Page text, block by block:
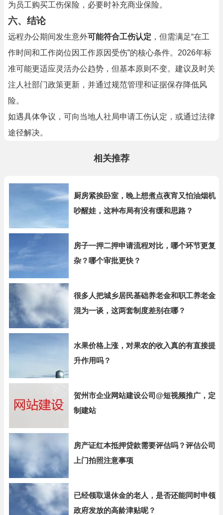
为员工购买工伤保险，必要时补充商业保险。
六、 结论
远程办公期间发生意外可能符合工伤认定 ，但需满足“在工
作时间和工作岗位因工作原因受伤”的核心条件。2026年标
准可能更适应灵活办公趋势，但基本原则不变。建议及时关
注人社部门政策更新，并通过规范管理和证据保存降低风
险。
如遇具体争议，可向当地人社局申请工伤认定，或通过法律
途径解决。
相关推荐
厨房紧挨卧室，晚上想煮点夜宵又怕油烟机
吵醒娃，这种布局有没有缓和思路？
房子一押二押申请流程对比，哪个环节更复
杂？哪个审批更快？
很多人把城乡居民基础养老金和职工养老金
混为一谈，这两套制度差别在哪？
水果价格上涨，对果农的收入真的有直接提
升作用吗？
贺州市企业网站建设公司@短视频推广，定
制建站
房产证红本抵押贷款需要评估吗？评估公司
上门拍照注意事项
已经领取退休金的老人，是否还能同时申领
政府发放的高龄津贴呢？